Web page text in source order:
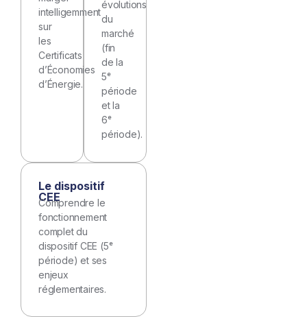
intelligemment
sur
les
Certificats
d’Économies
d’Énergie.
évolutions
du
marché
(fin
de la
5ᵉ
période
et la
6ᵉ
période).
Le dispositif
CEE
Comprendre le
fonctionnement
complet du
dispositif CEE (5ᵉ
période) et ses
enjeux
réglementaires.